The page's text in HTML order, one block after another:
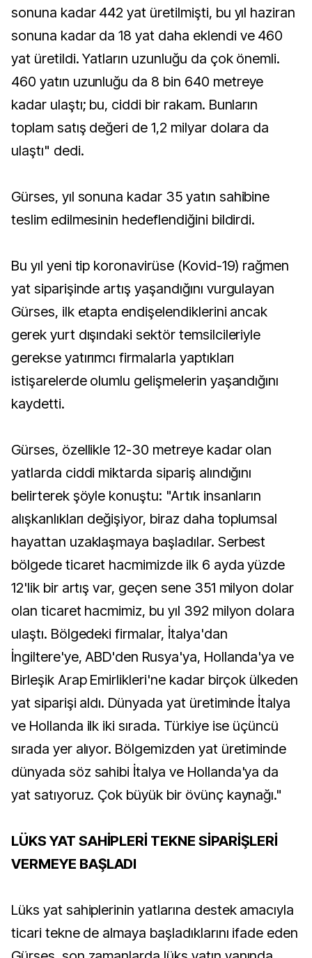
sonuna kadar 442 yat üretilmişti, bu yıl haziran
sonuna kadar da 18 yat daha eklendi ve 460
yat üretildi. Yatların uzunluğu da çok önemli.
460 yatın uzunluğu da 8 bin 640 metreye
kadar ulaştı; bu, ciddi bir rakam. Bunların
toplam satış değeri de 1,2 milyar dolara da
ulaştı" dedi.
Gürses, yıl sonuna kadar 35 yatın sahibine
teslim edilmesinin hedeflendiğini bildirdi.
Bu yıl yeni tip koronavirüse (Kovid-19) rağmen
yat siparişinde artış yaşandığını vurgulayan
Gürses, ilk etapta endişelendiklerini ancak
gerek yurt dışındaki sektör temsilcileriyle
gerekse yatırımcı firmalarla yaptıkları
istişarelerde olumlu gelişmelerin yaşandığını
kaydetti.
Gürses, özellikle 12-30 metreye kadar olan
yatlarda ciddi miktarda sipariş alındığını
belirterek şöyle konuştu: "Artık insanların
alışkanlıkları değişiyor, biraz daha toplumsal
hayattan uzaklaşmaya başladılar. Serbest
bölgede ticaret hacmimizde ilk 6 ayda yüzde
12'lik bir artış var, geçen sene 351 milyon dolar
olan ticaret hacmimiz, bu yıl 392 milyon dolara
ulaştı. Bölgedeki firmalar, İtalya'dan
İngiltere'ye, ABD'den Rusya'ya, Hollanda'ya ve
Birleşik Arap Emirlikleri'ne kadar birçok ülkeden
yat siparişi aldı. Dünyada yat üretiminde İtalya
ve Hollanda ilk iki sırada. Türkiye ise üçüncü
sırada yer alıyor. Bölgemizden yat üretiminde
dünyada söz sahibi İtalya ve Hollanda'ya da
yat satıyoruz. Çok büyük bir övünç kaynağı."
LÜKS YAT SAHİPLERİ TEKNE SİPARİŞLERİ
VERMEYE BAŞLADI
Lüks yat sahiplerinin yatlarına destek amacıyla
ticari tekne de almaya başladıklarını ifade eden